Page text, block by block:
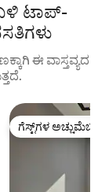
ಟಾಪ್-
ಈ ವಾಸ್ತವ್ಯದ
ಗೆಸ್ಟ್‌ಗಳ
ಗೆಸ್ಟ್‌ಗಳ